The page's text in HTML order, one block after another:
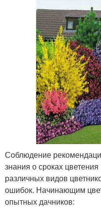
Соблюдение
знания о сроках
различных видов
ошибок. Начинающим
опытных дачников: